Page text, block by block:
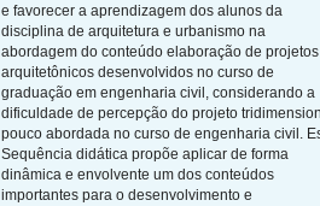
e favorecer a aprendizagem dos alunos da
disciplina de arquitetura e urbanismo na
abordagem do conteúdo elaboração de projetos
arquitetônicos desenvolvidos no curso de
graduação em engenharia civil, considerando a
dificuldade de percepção do projeto
pouco abordada no curso de engenharia civil.
Sequência didática propõe aplicar de forma
dinâmica e envolvente um dos conteúdos
importantes para o desenvolvimento e